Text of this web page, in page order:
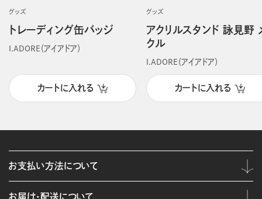
グッズ
トレーディング缶バッジ
I.ADORE（アイアドア）
カートに入れる
グッズ
アクリルスタンド 詠見野
クル
I.ADORE（アイアドア）
カートに入れる
お支払い方法について
お届け・配送について